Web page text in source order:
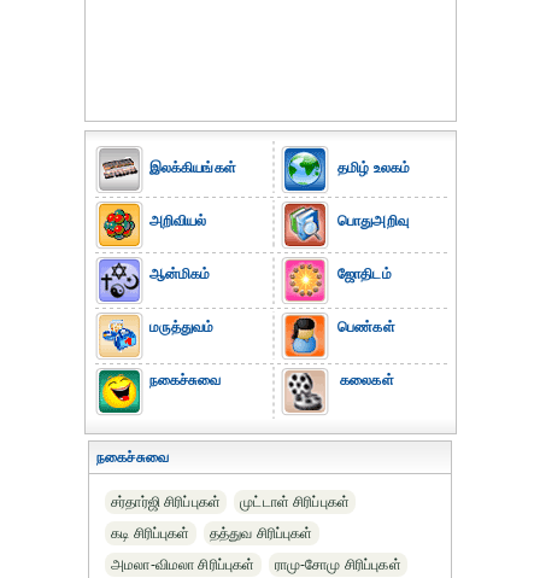
இலக்கியங்கள்
அறிவியல்
ஆன்மிகம்
மருத்துவம்
நகைச்சுவை
தமிழ் உலகம்
பொதுஅறிவு
ஜோதிடம்
பெண்கள்
கலைகள்
நகைச்சுவை
சர்தார்ஜி சிரிப்புகள்
முட்டாள் சிரிப்புகள்
கடி சிரிப்புகள்
தத்துவ சிரிப்புகள்
அமலா-விமலா சிரிப்புகள்
ராமு-சோமு சிரிப்புகள்